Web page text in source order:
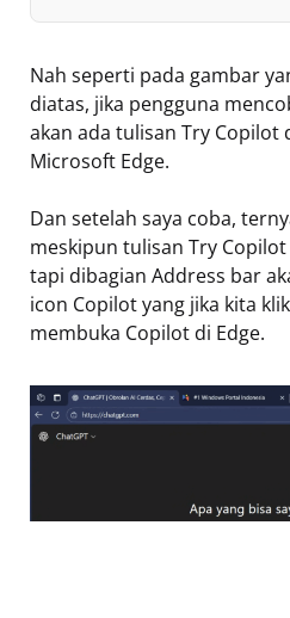
Nah seperti pada gambar
diatas, jika pengguna
akan ada tulisan Try Copilot
Microsoft Edge.
Dan setelah saya coba,
meskipun tulisan Try
tapi dibagian Address bar
icon Copilot yang jika kita
membuka Copilot di Edge.